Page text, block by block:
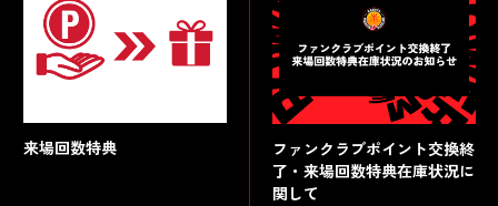
来場回数特典
ファンクラブポイント交換終
了・来場回数特典在庫状況に
関して